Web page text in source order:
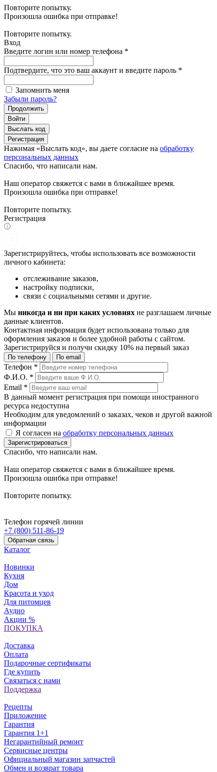
Повторите попытку.
Произошла ошибка при отправке!
Повторите попытку.
Вход
Введите логин или номер телефона *
Подтвердите, что это ваш аккаунт и введите пароль *
Запомнить меня
Забыли пароль?
Продолжить
Войти
Выслать код
Регистрация
Нажимая «Выслать код», вы даете согласие на обработку
персональных данных
Спасибо, что написали нам.
Наш оператор свяжется с вами в ближайшее время.
Произошла ошибка при отправке!
Повторите попытку.
Регистрация
Зарегистрируйтесь, чтобы использовать все возможности
личного кабинета:
отслеживание заказов,
настройку подписки,
связи с социальными сетями и другие.
Мы никогда и ни при каких условиях не разглашаем личные
данные клиентов.
Контактная информация будет использована только для
оформления заказов и более удобной работы с сайтом.
Зарегистрируйся и получи скидку 10% на первый заказ
По телефону По email
Телефон *
Ф.И.О. *
Email *
В данный момент регистрация при помощи иностранного
ресурса недоступна
Необходим для уведомлений о заказах, чеков и другой важной
информации
Я согласен на обработку персональных данных
Зарегистрироваться
Спасибо, что написали нам.
Наш оператор свяжется с вами в ближайшее время.
Произошла ошибка при отправке!
Повторите попытку.
Телефон горячей линии
+7 (800) 511-86-19
Обратная связь
Каталог
Новинки
Кухня
Дом
Красота и уход
Для питомцев
Аудио
Акции %
ПОКУПКА
Доставка
Оплата
Подарочные сертификаты
Где купить
Связаться с нами
Поддержка
Рецепты
Приложение
Гарантия
Гарантия 1+1
Негарантийный ремонт
Сервисные центры
Официальный магазин запчастей
Обмен и возврат товара